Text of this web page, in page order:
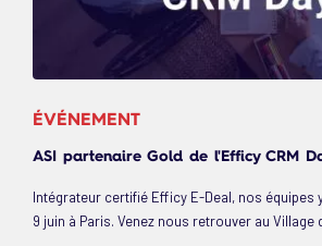
ÉVÉNEMENT
ASI partenaire Gold de l'Efficy CRM
Intégrateur certifié Efficy E-Deal, nos équipes
9 juin à Paris. Venez nous retrouver au Village